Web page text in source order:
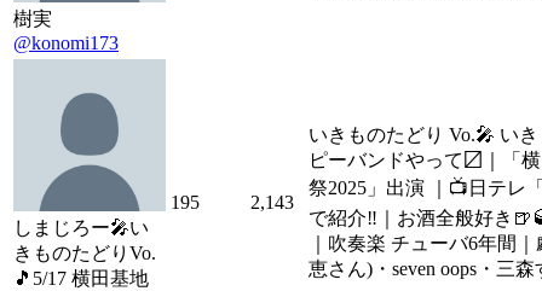
樹実
@konomi173
しまじろー🎤い
きものたどりVo.
🎵5/17 横田基地
195 2,143
いきものたどり Vo.🎤 い
ピーバンドやって〼｜「
祭2025」出演 ｜📺日テレ
で紹介‼️｜お酒全般好き
｜吹奏楽 チューバ6年間
恵さん)・seven oops・三